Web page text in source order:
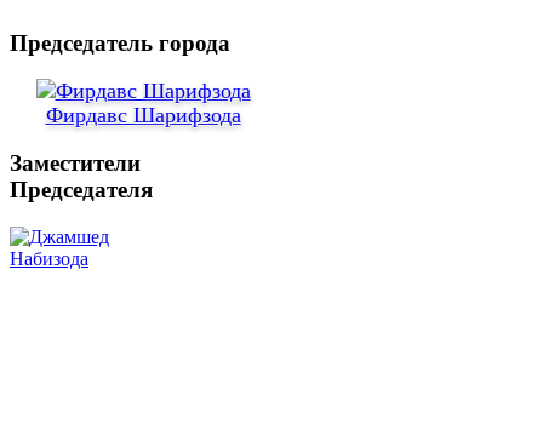
Председатель города
Фирдавс Шарифзода
Заместители
Председателя